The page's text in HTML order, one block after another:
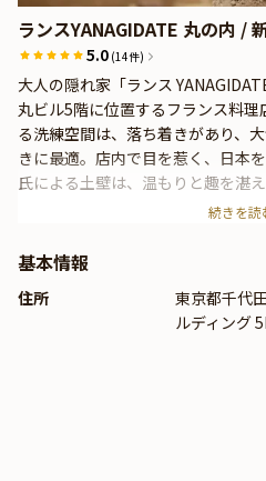
ランスYANAGIDATE 丸の内 /
5.0 (14件)
大人の隠れ家「ランス
丸ビル5階に位置するフランス料
る洗練空間は、落ち着きがあり、
きに最適。店内で目を惹く、日本
氏による土壁は、温もりと趣を湛
らします。「ランス YANAGIDATE
チ。厳選食材を使用した逸品を五
続きを読
基本情報
住所
東京都千代
ルディング